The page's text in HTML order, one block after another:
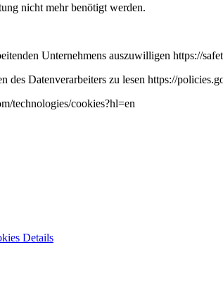
nicht mehr benötigt werden.
Unternehmens auszuwilligen https://
des Datenverarbeiters zu lesen https://
technologies/cookies?hl=en
Details